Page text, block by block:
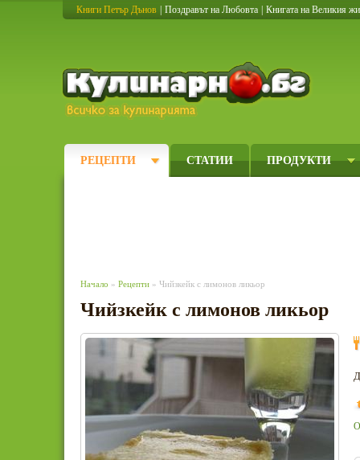
Книги Петър Дънов Поздравът на Любовта Книгата на Великия
РЕЦЕПТИ СТАТИИ ПРОДУКТИ
Начало » Рецепти » Чийзкейк с лимонов ликьор
Чийзкейк с лимонов ликьор